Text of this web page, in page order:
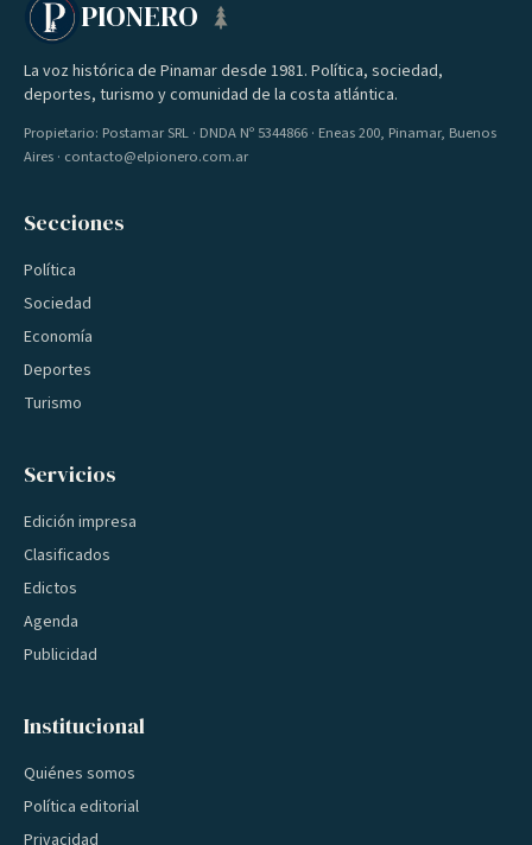
PIONERO
La voz histórica de Pinamar desde 1981. Política, sociedad,
deportes, turismo y comunidad de la costa atlántica.
Propietario: Postamar SRL · DNDA Nº 5344866 · Eneas 200, Pinamar, Buenos
Aires · contacto@elpionero.com.ar
Secciones
Política
Sociedad
Economía
Deportes
Turismo
Servicios
Edición impresa
Clasificados
Edictos
Agenda
Publicidad
Institucional
Quiénes somos
Política editorial
Privacidad